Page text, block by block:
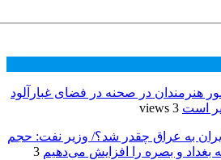
هنرمندان در صحنه در فضای غبارآلود
است 3 views
به عراق چقدر شد؟/ وزیر نفت: حجم
بغداد و بصره را افزایش می‌دهیم 3